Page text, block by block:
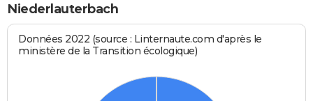
Niederlauterbach
Données 2022 (source : Linternaute.com d'après le
ministère de la Transition écologique)